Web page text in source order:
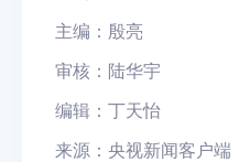
主编：殷亮
审核 ：陆华宇
编辑：丁天怡
来源：央视新闻客户端